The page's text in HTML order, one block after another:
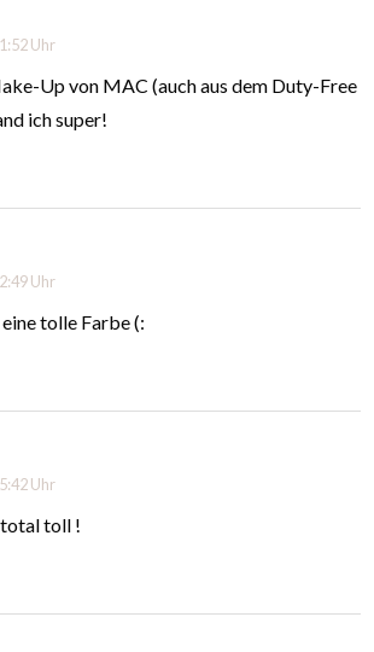
Uhr
Up von MAC (auch aus dem Duty-Free
ich super!
Uhr
tolle Farbe (:
Uhr
toll !